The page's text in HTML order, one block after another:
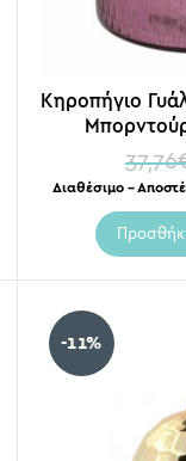
Κηροπήγιο
37,76
Διαθέσιμο –
-11%